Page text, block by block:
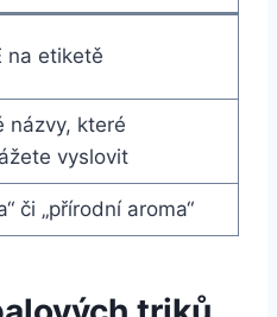
na etiketě
názvy, které
vyslovit
či „přírodní aroma“